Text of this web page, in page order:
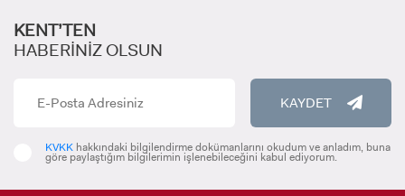
KENT’TEN
HABERİNİZ OLSUN
KAYDET
KVKK hakkındaki bilgilendirme dokümanlarını okudum ve anladım, buna
göre paylaştığım bilgilerimin işlenebileceğini kabul ediyorum.